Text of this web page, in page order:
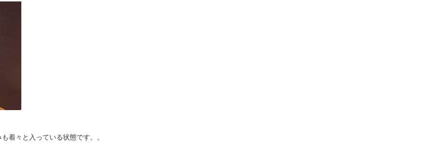
着々と入っている状態です。。